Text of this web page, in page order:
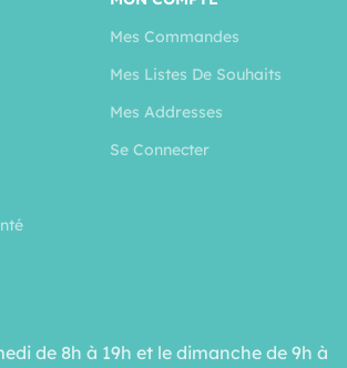
Mes Commandes
Mes Listes De Souhaits
Mes Addresses
Se Connecter
de 8h à 19h et le dimanche de 9h à